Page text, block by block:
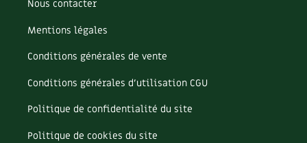
Nous contacter
Mentions légales
Conditions générales de vente
Conditions générales d’utilisation CGU
Politique de confidentialité du site
Politique de cookies du site